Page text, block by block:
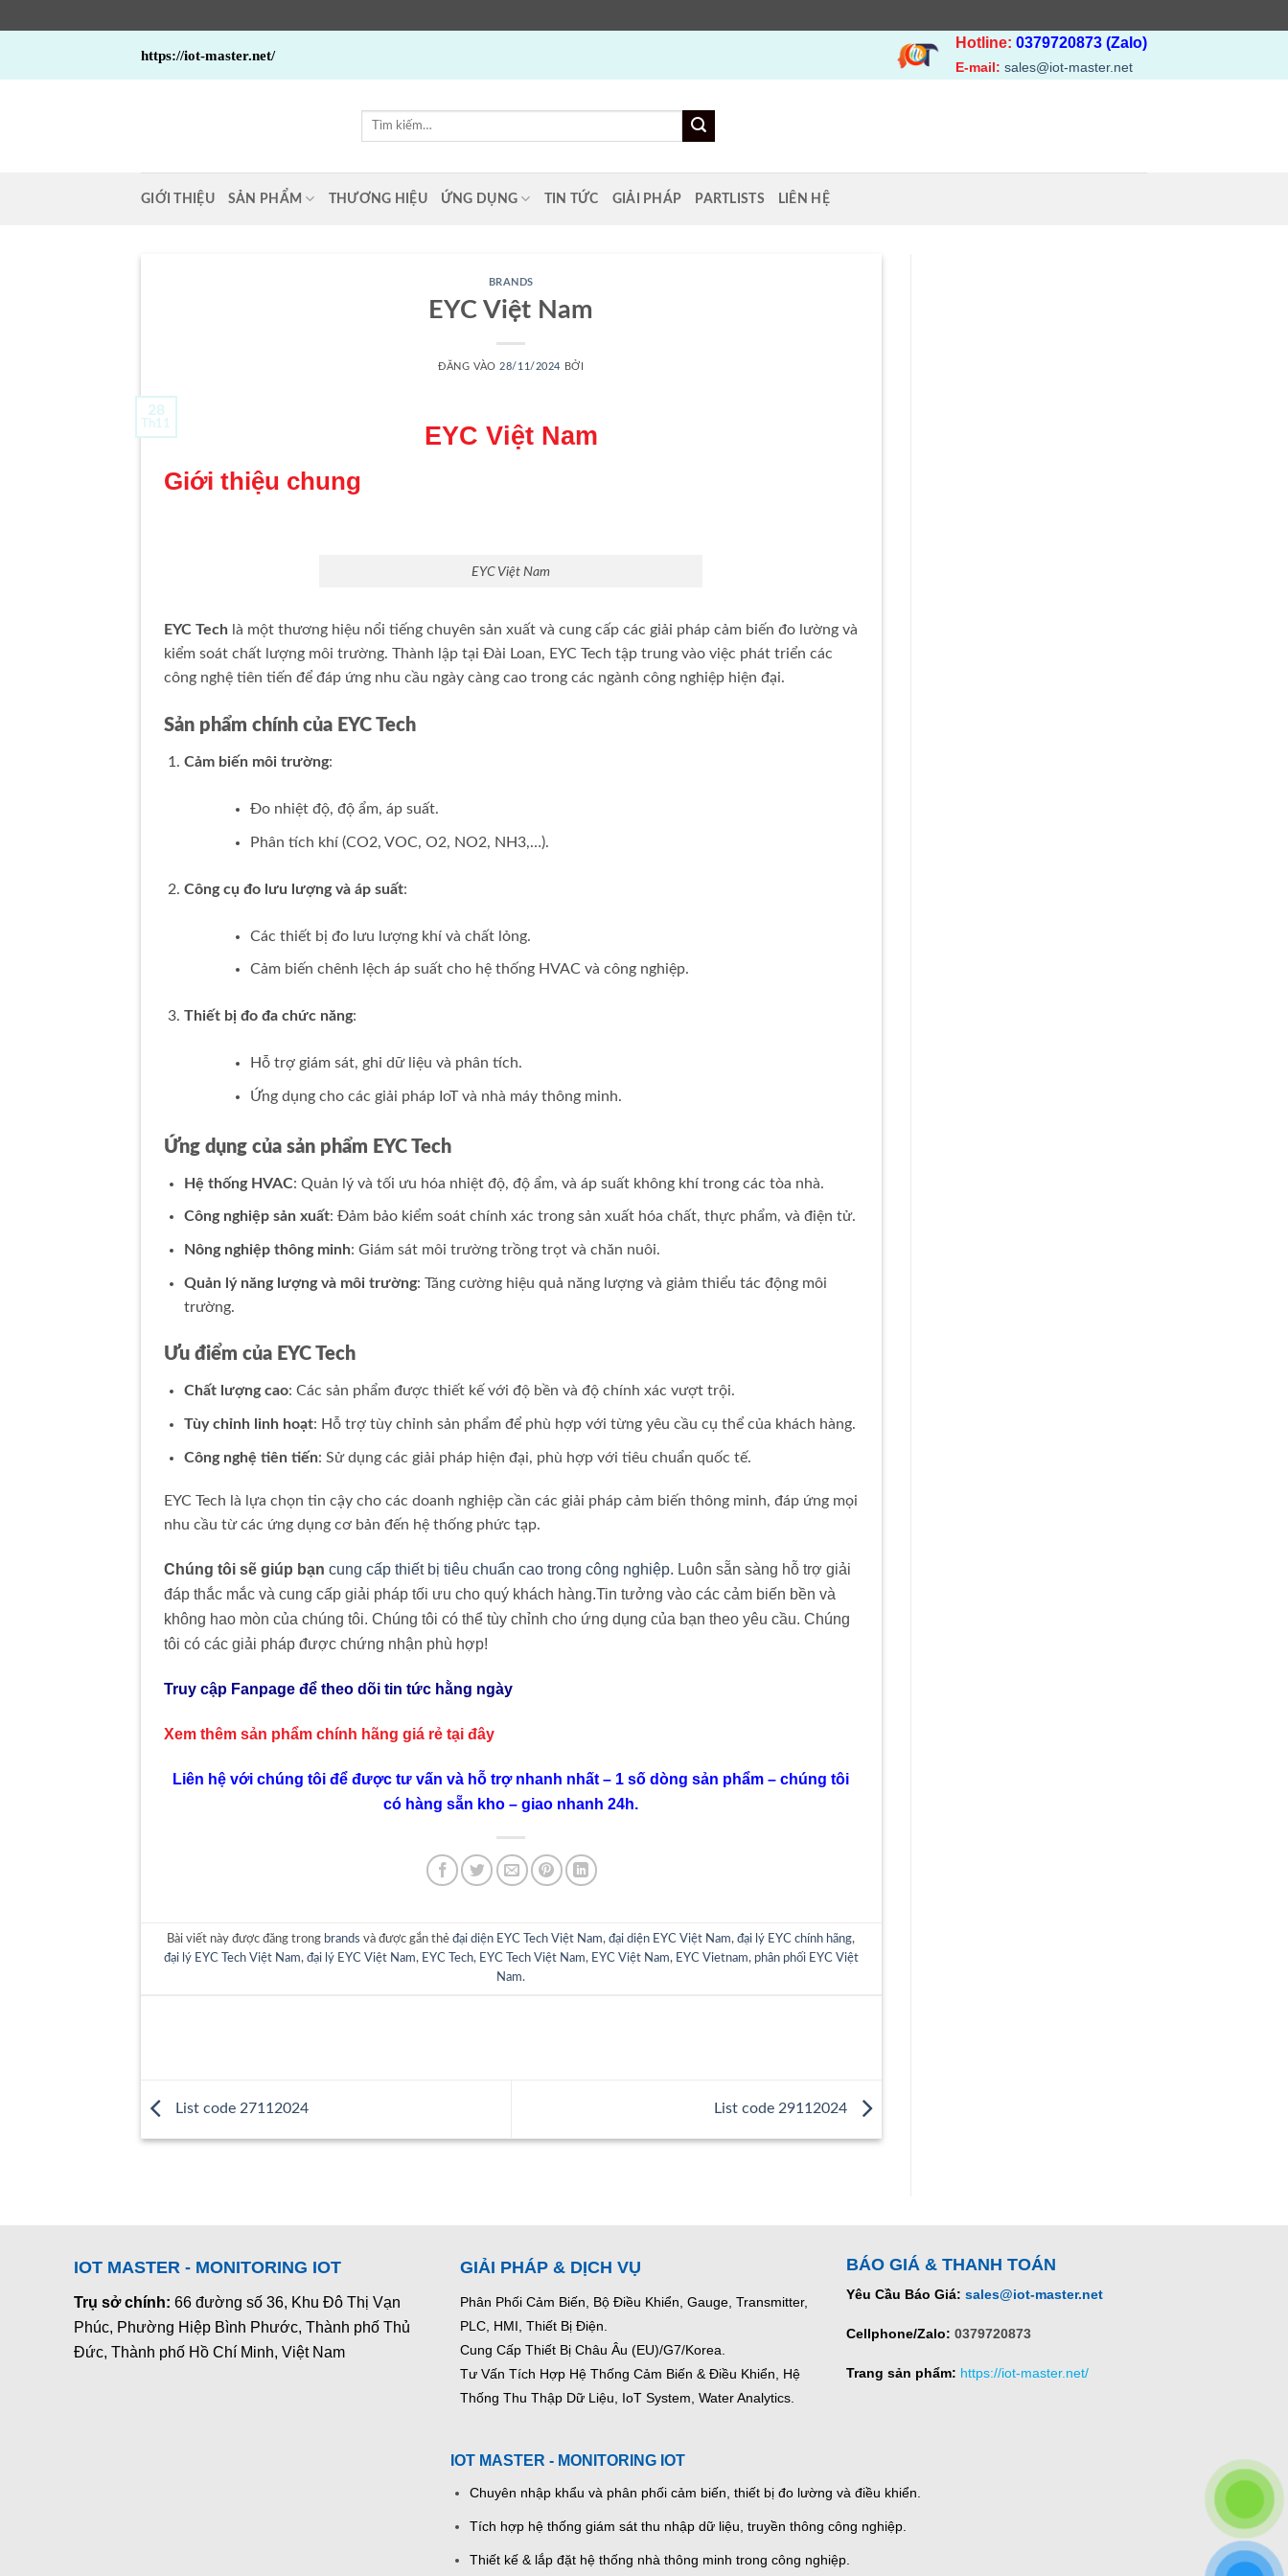
https://iot-master.net/
Hotline: 0379720873 (Zalo)
E-mail: sales@iot-master.net
Tìm
GIỚI THIỆU SẢN PHẨM THƯƠNG HIỆU ỨNG DỤNG TIN TỨC GIẢI PHÁP PARTLISTS LIÊN HỆ
BRANDS
EYC Việt Nam
ĐĂNG VÀO 28/11/2024 BỞI
28
Th11 EYC Việt Nam
Giới thiệu chung
EYC Việt Nam
EYC Tech là một thương hiệu nổi tiếng chuyên sản xuất và cung cấp các giải pháp cảm biến đo lường và
kiểm soát chất lượng môi trường. Thành lập tại Đài Loan, EYC Tech tập trung vào việc phát triển các
công nghệ tiên tiến để đáp ứng nhu cầu ngày càng cao trong các ngành công nghiệp hiện đại.
Sản phẩm chính của EYC Tech
Cảm biến môi trường:
Đo nhiệt độ, độ ẩm, áp suất.
Phân tích khí (CO2, VOC, O2, NO2, NH3,…).
Công cụ đo lưu lượng và áp suất:
Các thiết bị đo lưu lượng khí và chất lỏng.
Cảm biến chênh lệch áp suất cho hệ thống HVAC và công nghiệp.
Thiết bị đo đa chức năng:
Hỗ trợ giám sát, ghi dữ liệu và phân tích.
Ứng dụng cho các giải pháp IoT và nhà máy thông minh.
Ứng dụng của sản phẩm EYC Tech
Hệ thống HVAC: Quản lý và tối ưu hóa nhiệt độ, độ ẩm, và áp suất không khí trong các tòa nhà.
Công nghiệp sản xuất: Đảm bảo kiểm soát chính xác trong sản xuất hóa chất, thực phẩm, và điện tử.
Nông nghiệp thông minh: Giám sát môi trường trồng trọt và chăn nuôi.
Quản lý năng lượng và môi trường: Tăng cường hiệu quả năng lượng và giảm thiểu tác động môi
trường.
Ưu điểm của EYC Tech
Chất lượng cao: Các sản phẩm được thiết kế với độ bền và độ chính xác vượt trội.
Tùy chỉnh linh hoạt: Hỗ trợ tùy chỉnh sản phẩm để phù hợp với từng yêu cầu cụ thể của khách hàng.
Công nghệ tiên tiến: Sử dụng các giải pháp hiện đại, phù hợp với tiêu chuẩn quốc tế.
EYC Tech là lựa chọn tin cậy cho các doanh nghiệp cần các giải pháp cảm biến thông minh, đáp ứng mọi
nhu cầu từ các ứng dụng cơ bản đến hệ thống phức tạp.
Chúng tôi sẽ giúp bạn cung cấp thiết bị tiêu chuẩn cao trong công nghiệp. Luôn sẵn sàng hỗ trợ giải
đáp thắc mắc và cung cấp giải pháp tối ưu cho quý khách hàng.Tin tưởng vào các cảm biến bền và
không hao mòn của chúng tôi. Chúng tôi có thể tùy chỉnh cho ứng dụng của bạn theo yêu cầu. Chúng
tôi có các giải pháp được chứng nhận phù hợp!
Truy cập Fanpage để theo dõi tin tức hằng ngày
Xem thêm sản phẩm chính hãng giá rẻ tại đây
Liên hệ với chúng tôi để được tư vấn và hỗ trợ nhanh nhất – 1 số dòng sản phẩm – chúng tôi
có hàng sẵn kho – giao nhanh 24h.
Bài viết này được đăng trong brands và được gắn thẻđại diện EYC Tech Việt Nam,đại diện EYC Việt Nam,đại lý EYC chính hãng,
đại lý EYC Tech Việt Nam, đại lý EYC Việt Nam, EYC Tech, EYC Tech Việt Nam, EYC Việt Nam, EYC Vietnam, phân phối EYC Việt
Nam.
List code 27112024 List code 29112024
IOT MASTER - MONITORING IOT
Trụ sở chính: 66 đường số 36, Khu Đô Thị Vạn
Phúc, Phường Hiệp Bình Phước, Thành phố Thủ
Đức, Thành phố Hồ Chí Minh, Việt Nam
GIẢI PHÁP & DỊCH VỤ
Phân Phối Cảm Biến, Bộ Điều Khiển, Gauge, Transmitter,
PLC, HMI, Thiết Bị Điện.
Cung Cấp Thiết Bị Châu Âu (EU)/G7/Korea.
Tư Vấn Tích Hợp Hệ Thống Cảm Biến & Điều Khiển, Hệ
Thống Thu Thập Dữ Liệu, IoT System, Water Analytics.
BÁO GIÁ & THANH TOÁN
Yêu Cầu Báo Giá: sales@iot-master.net
Cellphone/Zalo: 0379720873
Trang sản phẩm: https://iot-master.net/
IOT MASTER - MONITORING IOT
Chuyên nhập khẩu và phân phối cảm biến, thiết bị đo lường và điều khiển.
Tích hợp hệ thống giám sát thu nhập dữ liệu, truyền thông công nghiệp.
Thiết kế & lắp đặt hệ thống nhà thông minh trong công nghiệp.